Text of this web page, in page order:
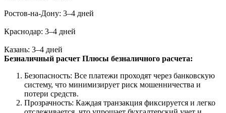
Ростов-на-Дону: 3–4 дней
Краснодар: 3–4 дней
Казань: 3–4 дней
Безналичный расчет Плюсы безналичного расчета:
Безопасность: Все платежи проходят через банковскую
систему, что минимизирует риск мошенничества и
потери средств.
Прозрачность: Каждая транзакция фиксируется и легко